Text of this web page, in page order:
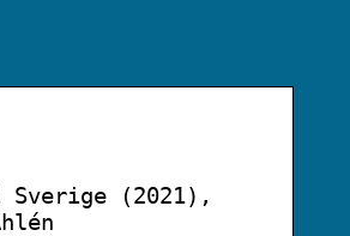
(2021),